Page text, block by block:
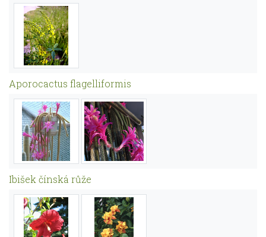
Aporocactus flagelliformis
Ibišek čínská růže